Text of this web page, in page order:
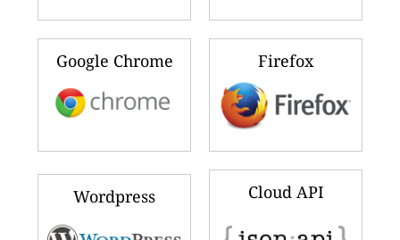
Google Chrome Firefox
Wordpress Cloud API